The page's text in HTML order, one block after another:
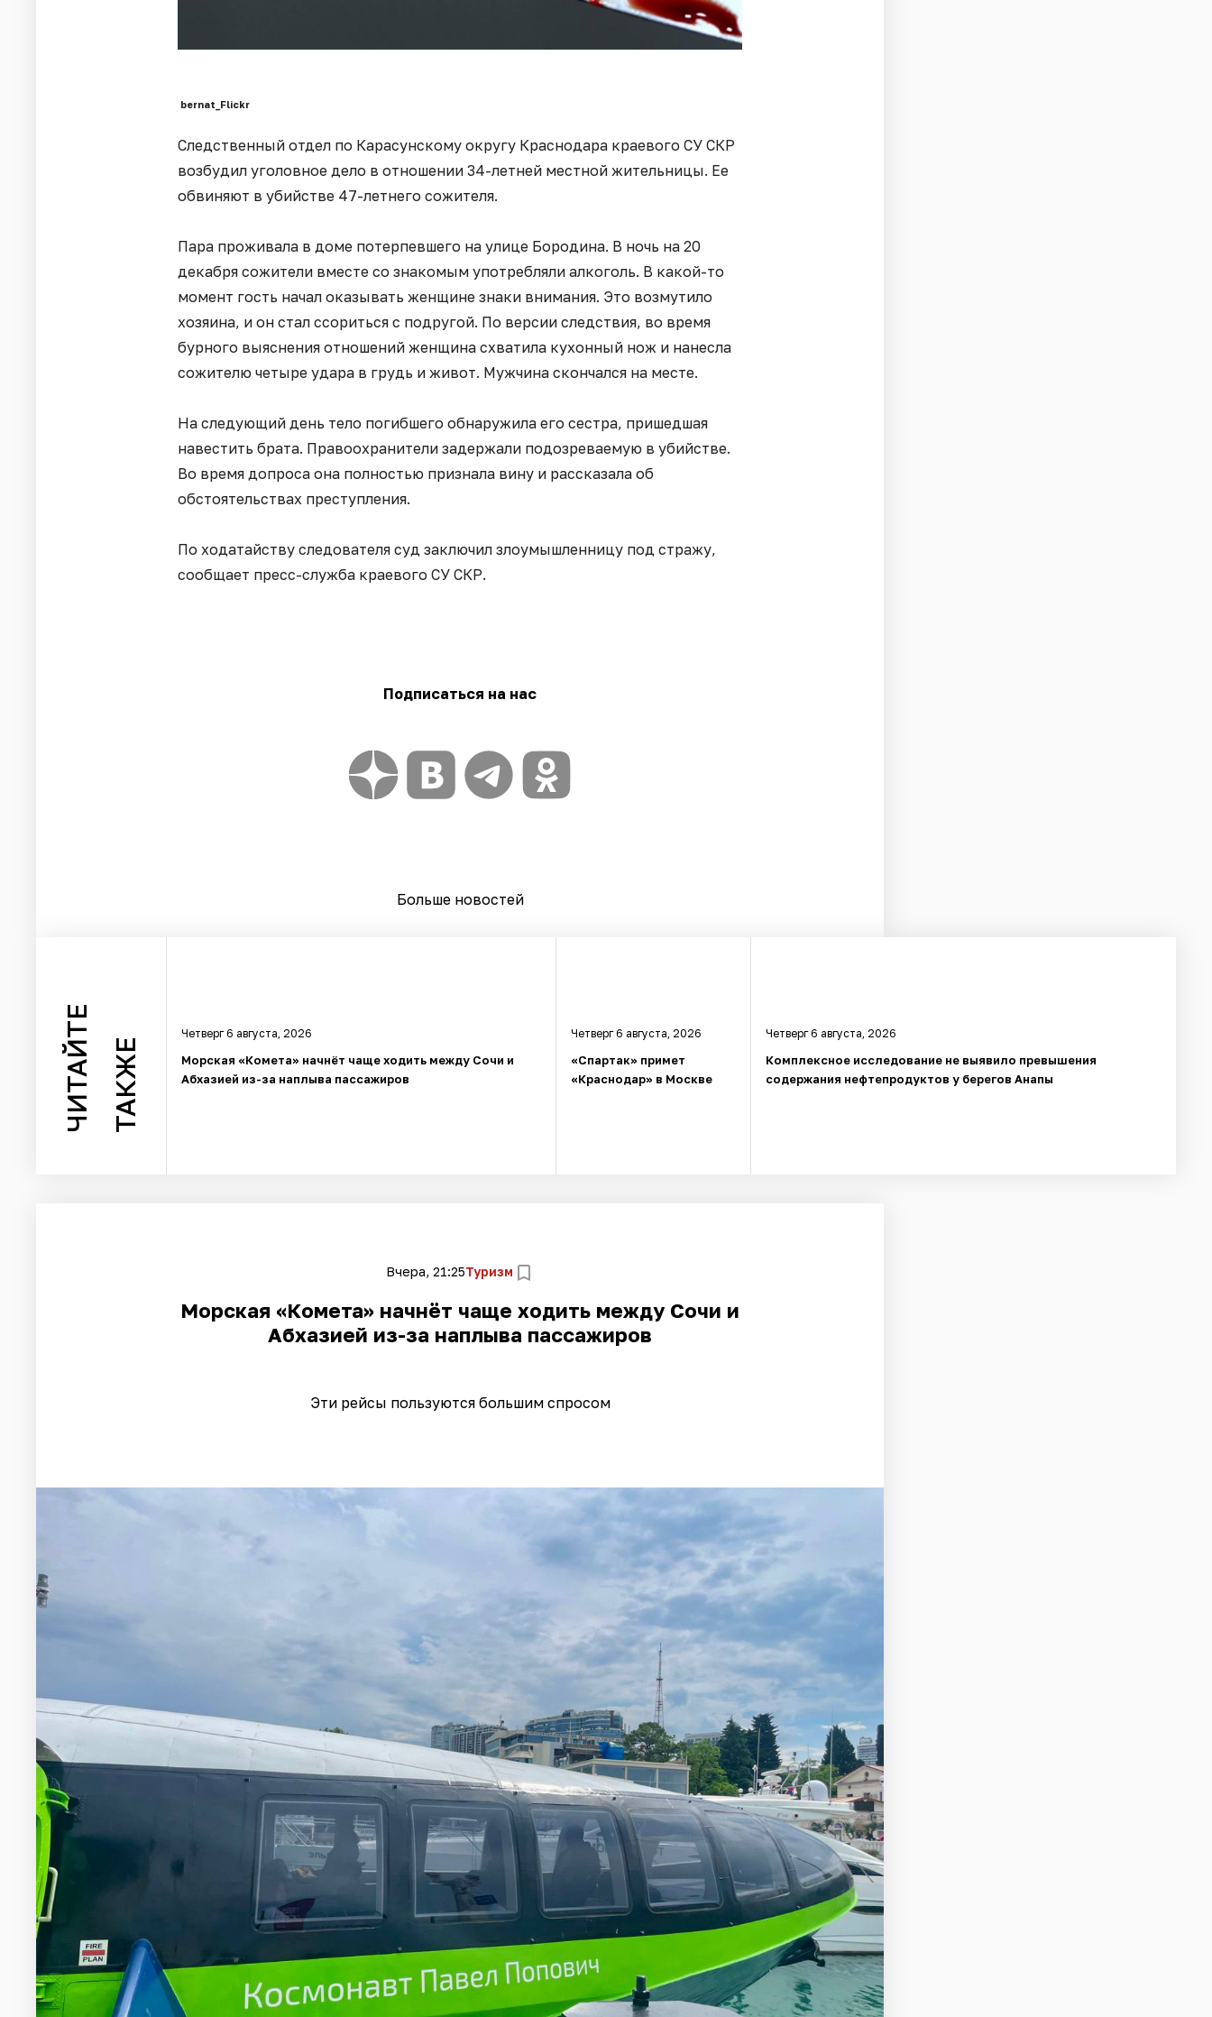
bernat_Flickr
Следственный отдел по Карасунскому округу Краснодара краевого СУ СКР
возбудил уголовное дело в отношении 34-летней местной жительницы. Ее
обвиняют в убийстве 47-летнего сожителя.
Пара проживала в доме потерпевшего на улице Бородина. В ночь на 20
декабря сожители вместе со знакомым употребляли алкоголь. В какой-то
момент гость начал оказывать женщине знаки внимания. Это возмутило
хозяина, и он стал ссориться с подругой. По версии следствия, во время
бурного выяснения отношений женщина схватила кухонный нож и нанесла
сожителю четыре удара в грудь и живот. Мужчина скончался на месте.
На следующий день тело погибшего обнаружила его сестра, пришедшая
навестить брата. Правоохранители задержали подозреваемую в убийстве.
Во время допроса она полностью признала вину и рассказала об
обстоятельствах преступления.
По ходатайству следователя суд заключил злоумышленницу под стражу,
сообщает пресс-служба краевого СУ СКР.
Подписаться на нас
Больше новостей
ЧИТАЙТЕ ТАКЖЕ
Четверг 6 августа, 2026
Морская «Комета» начнёт чаще ходить между Сочи и
Абхазией из-за наплыва пассажиров
Четверг 6 августа, 2026
«Спартак» примет
«Краснодар» в Москве
Четверг 6 августа, 2026
Комплексное исследование не выявило превышения
содержания нефтепродуктов у берегов Анапы
Вчера, 21:25Туризм
Морская «Комета» начнёт чаще ходить между Сочи и
Абхазией из-за наплыва пассажиров
Эти рейсы пользуются большим спросом